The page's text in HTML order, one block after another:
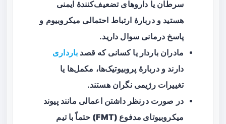
سرطان یا داروهای تضعیف‌کنندهٔ ایمنی
هستید و دربارهٔ ارتباط احتمالی میکروبیوم و
پاسخ درمانی سوال دارید.
مادران باردار یا کسانی که قصد بارداری
دارند و دربارهٔ پروبیوتیک‌ها، مکمل‌ها یا
تغییرات رژیمی نگران هستند.
در صورت درنظر داشتن اعمالی مانندپیوند
میکروبیوتای مدفوع (FMT)
حتماً با تیم